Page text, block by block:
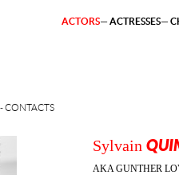
CONTACTS
ACTORS ACTRESSES
Sylvain
AKA GUNTHER